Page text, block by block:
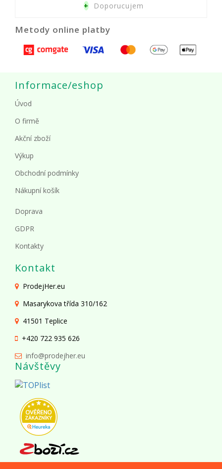
+Doporucujem
Metody online platby
Informace/eshop
Úvod
O firmě
Akční zboží
Výkup
Obchodní podmínky
Nákupní košík
Doprava
GDPR
Kontakty
Kontakt
ProdejHer.eu
Masarykova třída 310/162
41501 Teplice
+420 722 935 626
info@prodejher.eu
Návštěvy